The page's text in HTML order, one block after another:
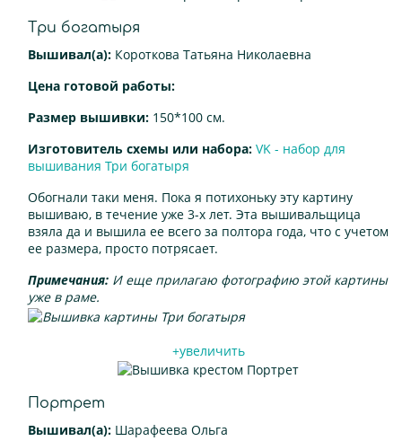
Три богатыря
Вышивал(а): Короткова Татьяна Николаевна
Цена готовой работы:
Размер вышивки: 150*100 см.
Изготовитель схемы или набора: VK - набор для
вышивания Три богатыря
Обогнали таки меня. Пока я потихоньку эту картину
вышиваю, в течение уже 3-х лет. Эта вышивальщица
взяла да и вышила ее всего за полтора года, что с учетом
ее размера, просто потрясает.
Примечания: И еще прилагаю фотографию этой картины
уже в раме.
+увеличить
Портрет
Вышивал(а): Шарафеева Ольга